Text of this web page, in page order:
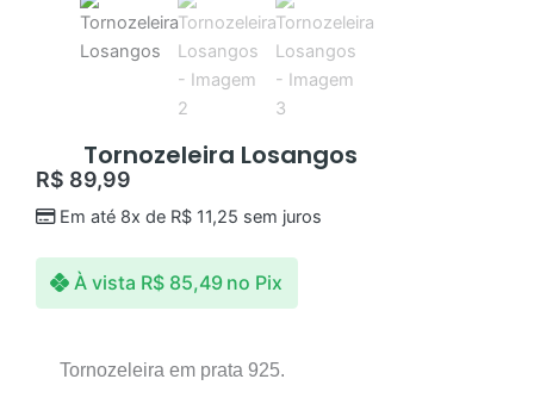
Tornozeleira Losangos
R$ 89,99
Em até 8x de R$11,25 sem juros
À vista R$85,49 no Pix
Tornozeleira em prata 925.